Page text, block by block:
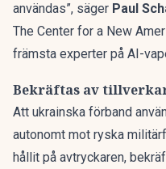
användas”, säger Paul
The Center for a New
främsta experter på AI-
Bekräftas av
Att ukrainska förband
autonomt mot ryska
hållit på avtryckaren,